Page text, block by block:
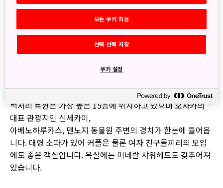
요금은 2인 1실 1박 8,500엔부터 설정되어 있습니다. 227개
의 객실은 스탠다드부터 럭셔리 룸까지 5가지 타입으로 구성
되어 있으며 객실 단가는 2인 1실, 1박 8,500엔부터입니다.
각각 스탠다드 트윈(16~18㎡) 204실, 스탠다드 더블(16㎡)
(48㎡) 2실이 마련되어 있습니다.
럭셔리 트윈은 가장 높은 15층에 위치하고 있으며 오사카의
대표 관광지인 신세카이,
아베노하루카스, 덴노지 동물원 주변의 경치가 한눈에 들어옵
니다. 대형 소파가 있어 커플은 물론 여자 친구들끼리의 모임
에도 좋은 객실입니다. 욕실에는 미네랄 샤워헤드도 갖추어져
있습니다.
모든 쿠키 허용
선택 선택 저장
쿠키 설정